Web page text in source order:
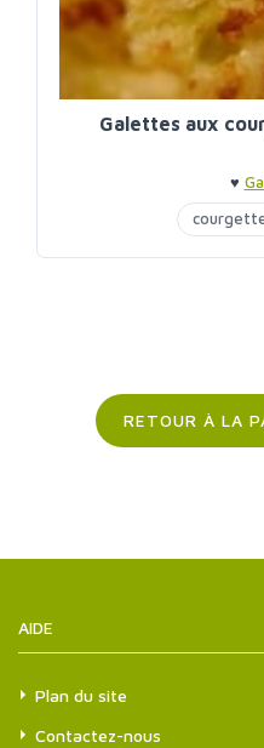
Galettes aux
♥
RETOUR À LA
AIDE
Plan du site
Contactez-nous